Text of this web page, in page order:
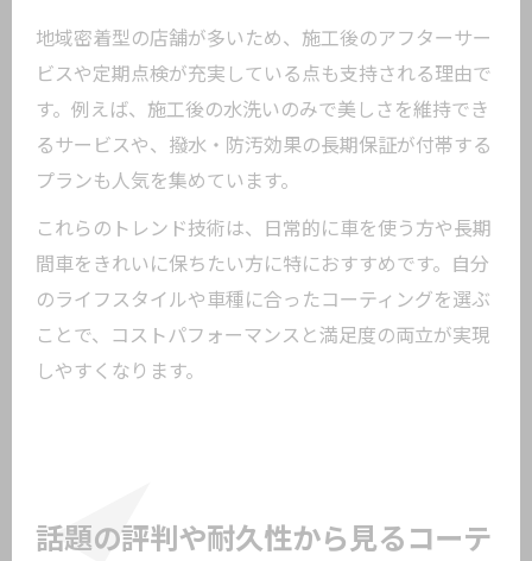
地域密着型の店舗が多いため、施工後のアフターサー
ビスや定期点検が充実している点も支持される理由で
す。例えば、施工後の水洗いのみで美しさを維持でき
るサービスや、撥水・防汚効果の長期保証が付帯する
プランも人気を集めています。
これらのトレンド技術は、日常的に車を使う方や長期
間車をきれいに保ちたい方に特におすすめです。自分
のライフスタイルや車種に合ったコーティングを選ぶ
ことで、コストパフォーマンスと満足度の両立が実現
しやすくなります。
話題の評判や耐久性から見るコーテ